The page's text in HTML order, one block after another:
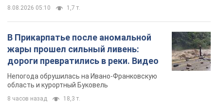
8.08.2026 05:10 1,7 т.
В Прикарпатье после аномальной
жары прошел сильный ливень:
дороги превратились в реки. Видео
Непогода обрушилась на Ивано-Франковскую
область и курортный Буковель
8 часов назад 18,3 т.